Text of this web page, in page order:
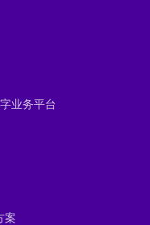
业务平台
案